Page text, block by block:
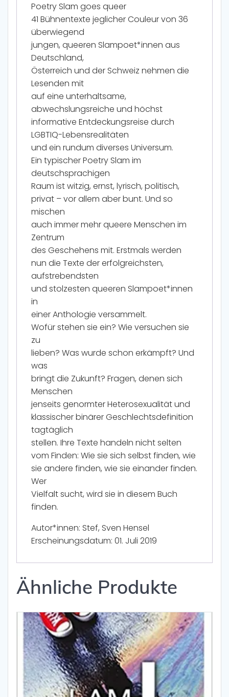
Poetry Slam goes queer
41 Bühnentexte jeglicher Couleur von 36
überwiegend
jungen, queeren Slampoet*innen aus
Deutschland,
Österreich und der Schweiz nehmen die
Lesenden mit
auf eine unterhaltsame,
abwechslungsreiche und höchst
informative Entdeckungsreise durch
LGBTIQ-Lebensrealitäten
und ein rundum diverses Universum.
Ein typischer Poetry Slam im
deutschsprachigen
Raum ist witzig, ernst, lyrisch, politisch,
privat – vor allem aber bunt. Und so
mischen
auch immer mehr queere Menschen im
Zentrum
des Geschehens mit. Erstmals werden
nun die Texte der erfolgreichsten,
aufstrebendsten
und stolzesten queeren Slampoet*innen
in
einer Anthologie versammelt.
Wofür stehen sie ein? Wie versuchen sie
zu
lieben? Was wurde schon erkämpft? Und
was
bringt die Zukunft? Fragen, denen sich
Menschen
jenseits genormter Heterosexualität und
klassischer binärer Geschlechtsdefinition
tagtäglich
stellen. Ihre Texte handeln nicht selten
vom Finden: Wie sie sich selbst finden, wie
sie andere finden, wie sie einander finden.
Wer
Vielfalt sucht, wird sie in diesem Buch
finden.
Autor*innen: Stef, Sven Hensel
Erscheinungsdatum: 01. Juli 2019
Ähnliche Produkte